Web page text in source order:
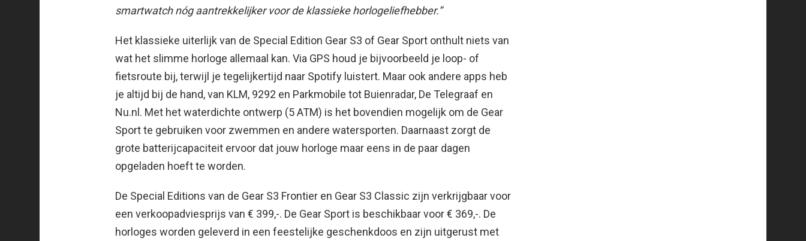
smartwatch nóg aantrekkelijker voor de klassieke horlogeliefhebber.”
Het klassieke uiterlijk van de Special Edition Gear S3 of Gear Sport onthult niets van
wat het slimme horloge allemaal kan. Via GPS houd je bijvoorbeeld je loop- of
fietsroute bij, terwijl je tegelijkertijd naar Spotify luistert. Maar ook andere apps heb
je altijd bij de hand, van KLM, 9292 en Parkmobile tot Buienradar, De Telegraaf en
Nu.nl. Met het waterdichte ontwerp (5 ATM) is het bovendien mogelijk om de Gear
Sport te gebruiken voor zwemmen en andere watersporten. Daarnaast zorgt de
grote batterijcapaciteit ervoor dat jouw horloge maar eens in de paar dagen
opgeladen hoeft te worden.
De Special Editions van de Gear S3 Frontier en Gear S3 Classic zijn verkrijgbaar voor
een verkoopadviesprijs van € 399,-. De Gear Sport is beschikbaar voor € 369,-. De
horloges worden geleverd in een feestelijke geschenkdoos en zijn uitgerust met